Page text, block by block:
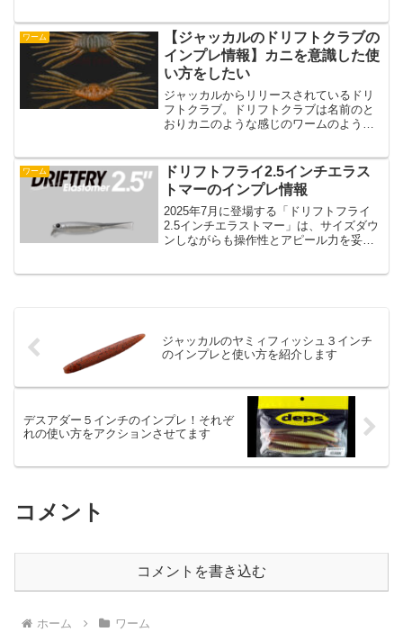
広い使い方をためしたいワームになって
います。そんな一誠のピン...
ワーム
【ジャッカルのドリフトクラブの
インプレ情報】カニを意識した使
い方をしたい
ジャッカルからリリースされているドリ
フトクラブ。ドリフトクラブは名前のと
おりカニのような感じのワームのようで
います。ジャッカルのドリフトクラブの
特徴・アームパーツの存在...
ワーム
ドリフトフライ2.5インチエラス
トマーのインプレ情報
2025年7月に登場する「ドリフトフライ
2.5インチエラストマー」は、サイズダウ
ンしながらも操作性とアピール力を妥協
ジャッカルのヤミィフィッシュ３インチ
のインプレと使い方を紹介します
デスアダー５インチのインプレ！それぞ
れの使い方をアクションさせてます
コメント
コメントを書き込む
ホーム ワーム